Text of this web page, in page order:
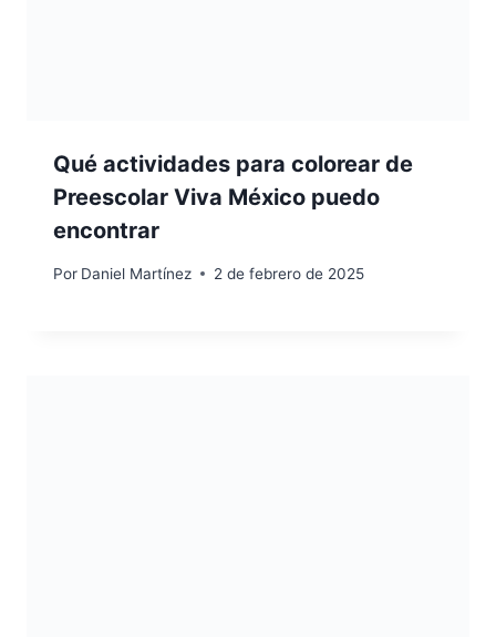
Qué actividades para colorear de
Preescolar Viva México puedo
encontrar
Por Daniel Martínez 2 de febrero de 2025